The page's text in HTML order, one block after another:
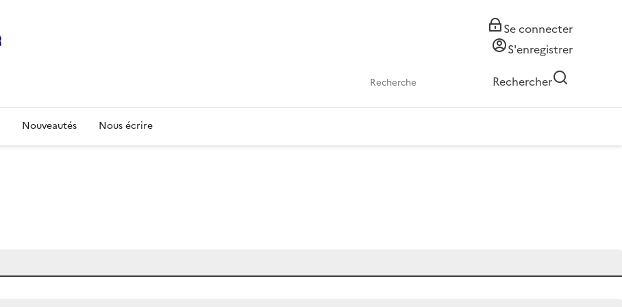
Se connecter
S'enregistrer
Rechercher
Nouveautés Nous écrire